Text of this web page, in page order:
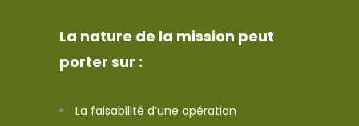
La nature de la mission peut
porter sur :
La faisabilité d’une opération